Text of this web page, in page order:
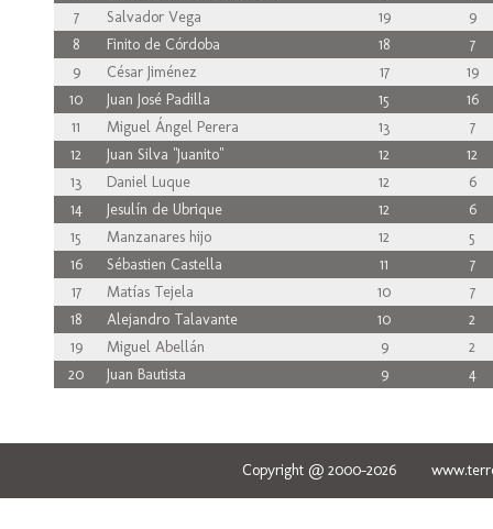
7
Salvador Vega 19
9
8
Finito de Córdoba 18
7
9
César Jiménez 17
19
10
Juan José Padilla 15
16
11
Miguel Ángel Perera 13
7
12
Juan Silva "Juanito" 12
12
13
Daniel Luque 12
6
14
Jesulín de Ubrique 12
6
15
Manzanares hijo 12
5
16
Sébastien Castella 11
7
17
Matías Tejela 10
7
18
Alejandro Talavante 10
2
19
Miguel Abellán 9
2
20
Juan Bautista 9 4
Copyright @ 2000-2026